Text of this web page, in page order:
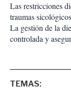
Las restricciones
traumas
La gestión de la
controlada y
TEMAS: